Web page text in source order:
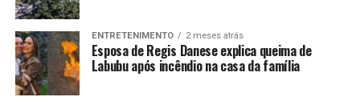
ENTRETENIMENTO 2 meses atrás
Esposa de Regis Danese explica queima de
Labubu após incêndio na casa da família